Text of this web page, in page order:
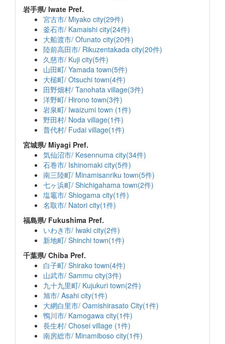
岩手県/ Iwate Pref.
宮古市/ Miyako city(29件)
釜石市/ Kamaishi city(24件)
大船渡市/ Ofunato city(20件)
陸前高田市/ Rikuzentakada city(20件)
久慈市/ Kuji city(5件)
山田町/ Yamada town(5件)
大槌町/ Otsuchi town(4件)
田野畑村/ Tanohata village(3件)
洋野町/ Hirono town(3件)
岩泉町/ Iwaizumi town (1件)
野田村/ Noda village(1件)
普代村/ Fudai village(1件)
宮城県/ Miyagi Pref.
気仙沼市/ Kesennuma city(34件)
石巻市/ Ishinomaki city(5件)
南三陸町/ Minamisanriku town(5件)
七ヶ浜町/ Shichigahama town(2件)
塩竈市/ Shiogama city(1件)
名取市/ Natori city(1件)
福島県/ Fukushima Pref.
いわき市/ Iwaki city(2件)
新地町/ Shinchi town(1件)
千葉県/ Chiba Pref.
白子町/ Shirako town(4件)
山武市/ Sammu city(3件)
九十九里町/ Kujukuri town(2件)
旭市/ Asahi city(1件)
大網白里市/ Oamishirasato City(1件)
鴨川市/ Kamogawa city(1件)
長生村/ Chosei village (1件)
南房総市/ Minamiboso city(1件)